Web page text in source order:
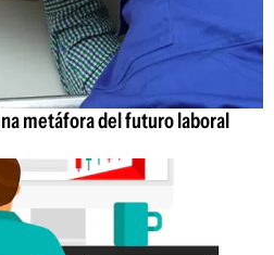
metáfora del futuro laboral